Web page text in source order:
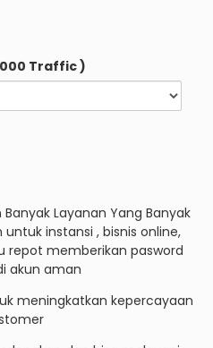
Traffic )
Layanan Yang Banyak
instansi , bisnis online,
repot memberikan pasword
akun aman
meningkatkan kepercayaan